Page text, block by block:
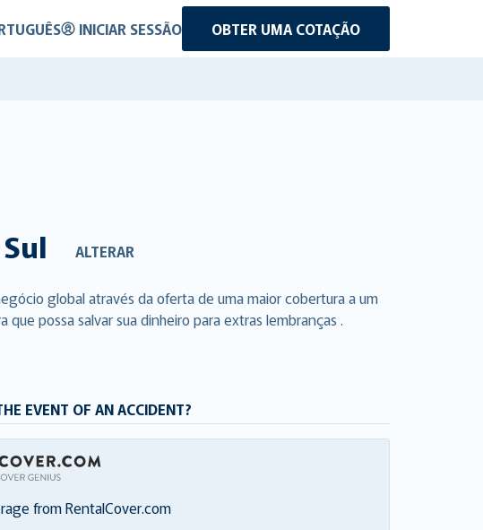
INICIAR SESSÃO OBTER UMA COTAÇÃO
ALTERAR
global através da oferta de uma maior cobertura a um
possa salvar sua dinheiro para extras lembranças .
EVENT OF AN ACCIDENT?
from RentalCover.com